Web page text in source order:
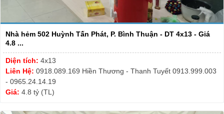
Nhà hẻm 502 Huỳnh Tấn Phát, P. Bình Thuận - DT 4x13 - Giá
4.8 ...
Diện tích: 4x13
Liên Hệ: 0918.089.169 Hiền Thương - Thanh Tuyết 0913.999.003
- 0965.24.14.19
Giá: 4.8 tỷ (TL)